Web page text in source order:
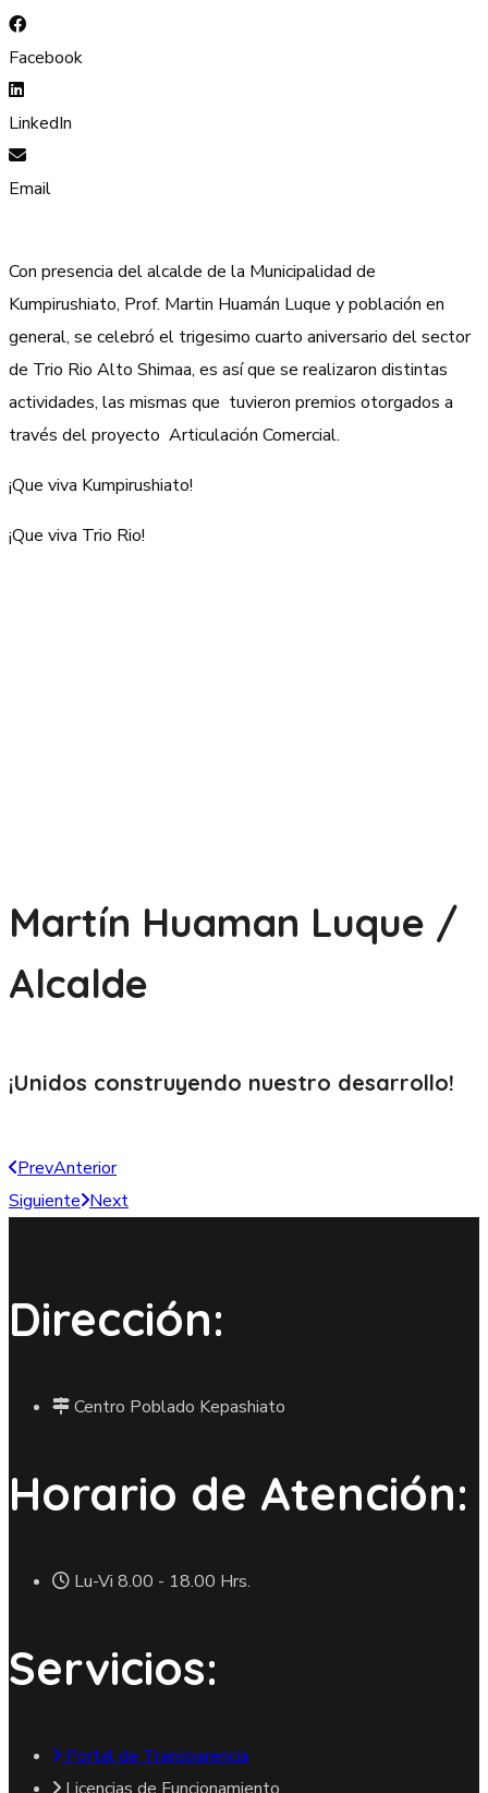
Facebook
LinkedIn
Email
Con presencia del alcalde de la Municipalidad de
Kumpirushiato, Prof. Martin Huamán Luque y población en
general, se celebró el trigesimo cuarto aniversario del sector
de Trio Rio Alto Shimaa, es así que se realizaron distintas
actividades, las mismas que tuvieron premios otorgados a
través del proyecto Articulación Comercial.
¡Que viva Kumpirushiato!
¡Que viva Trio Rio!
Martín Huaman Luque /
Alcalde
¡Unidos construyendo nuestro desarrollo!
PrevAnterior
Siguiente Next
Dirección:
Centro Poblado Kepashiato
Horario de Atención:
Lu-Vi 8.00 - 18.00 Hrs.
Servicios:
Portal de Transparencia